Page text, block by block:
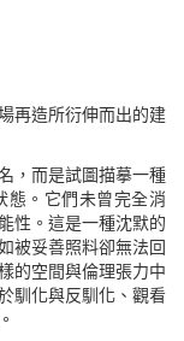
再造所衍伸而出的建
，而是試圖描摹一種
態。它們未曾完全消
性。這是一種沈默的
被妥善照料卻無法回
的空間與倫理張力中
馴化與反馴化、觀看